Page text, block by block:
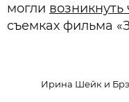
могли возникнуть
съемках фильма
Ирина Шейк и